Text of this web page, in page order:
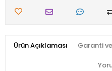
Ürün Açıklaması Garanti